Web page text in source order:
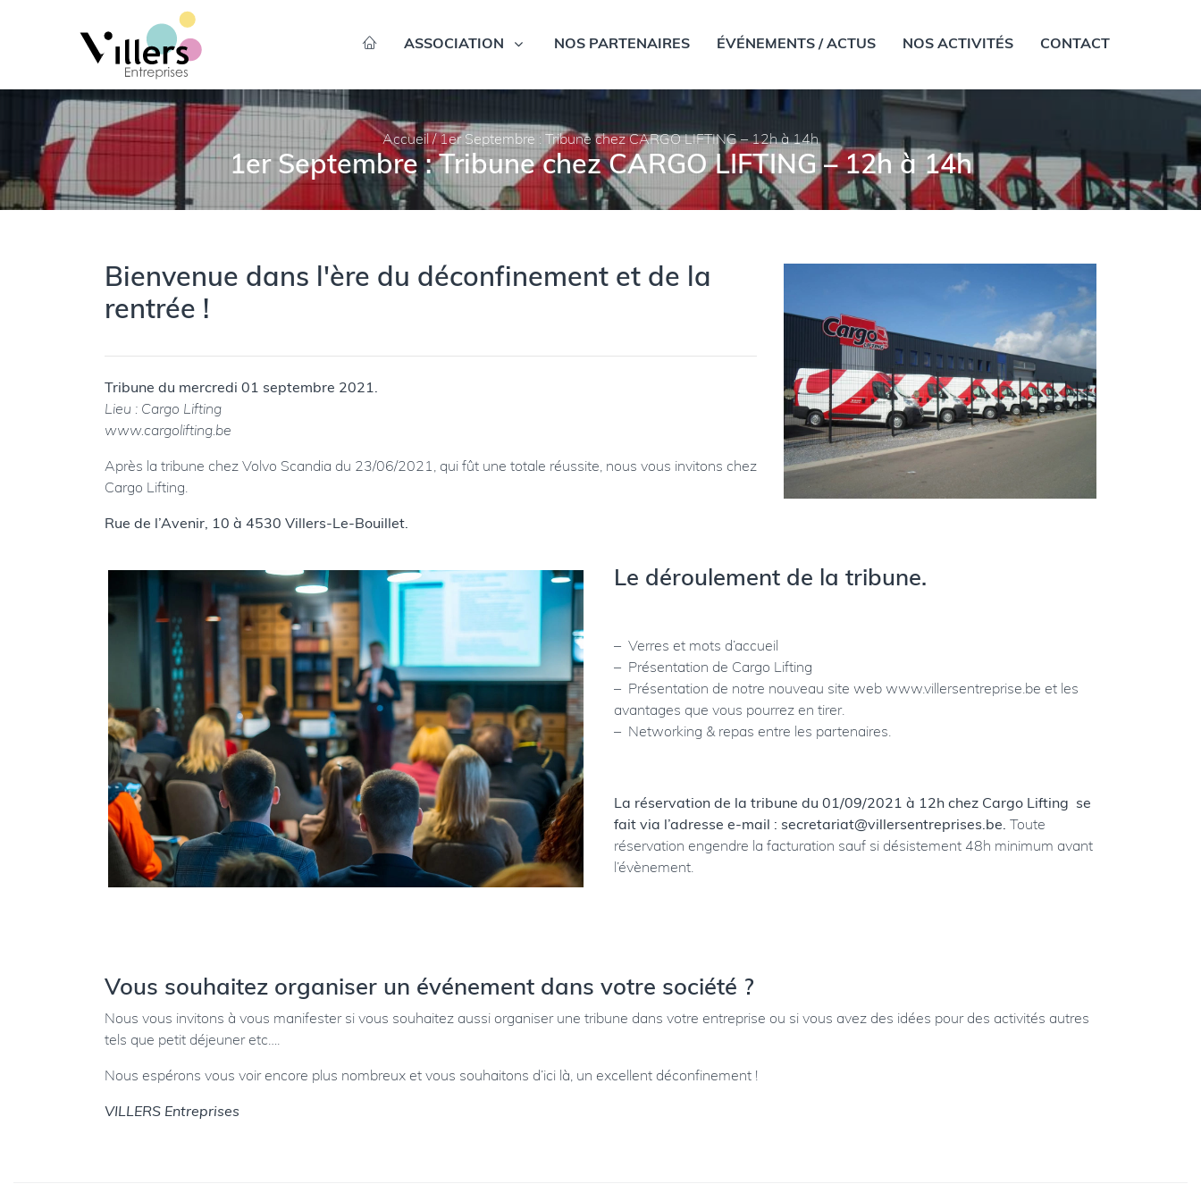
ASSOCIATION NOS PARTENAIRES ÉVÉNEMENTS / ACTUS NOS ACTIVITÉS CONTACT
Accueil /1er Septembre : Tribune chez CARGO LIFTING – 12h à 14h
1er Septembre : Tribune chez CARGO LIFTING – 12h à 14h
Bienvenue dans l'ère du déconfinement et de la
rentrée !
Tribune du mercredi 01 septembre 2021.
Lieu : Cargo Lifting
www.cargolifting.be
Après la tribune chez Volvo Scandia du 23/06/2021, qui fût une totale réussite, nous vous invitons chez
Cargo Lifting.
Rue de l’Avenir, 10 à 4530 Villers-Le-Bouillet.
Le déroulement de la tribune.
– Verres et mots d’accueil
– Présentation de Cargo Lifting
– Présentation de notre nouveau site web www.villersentreprise.be et les
avantages que vous pourrez en tirer.
– Networking & repas entre les partenaires.
La réservation de la tribune du 01/09/2021 à 12h chez Cargo Lifting se
fait via l’adresse e-mail : secretariat@villersentreprises.be. Toute
réservation engendre la facturation sauf si désistement 48h minimum avant
l’évènement.
Vous souhaitez organiser un événement dans votre société ?
Nous vous invitons à vous manifester si vous souhaitez aussi organiser une tribune dans votre entreprise ou si vous avez des idées pour des activités autres
tels que petit déjeuner etc….
Nous espérons vous voir encore plus nombreux et vous souhaitons d’ici là, un excellent déconfinement !
VILLERS Entreprises